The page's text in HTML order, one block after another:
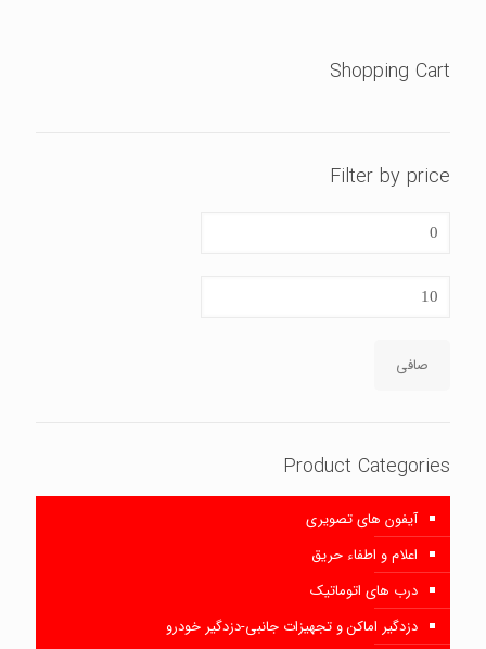
Shopping Cart
Filter by price
قیمت
قيمت
صافی
Product Categories
آیفون های تصویری
اعلام و اطفاء حریق
درب های اتوماتیک
دزدگیر اماکن و تجهیزات جانبی-دزدگیر خودرو